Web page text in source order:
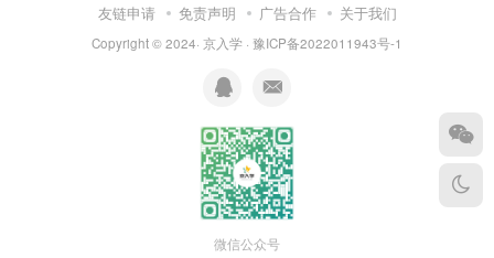
友链申请 免责声明 广告合作 关于我们
Copyright © 2024· 京入学 · 豫ICP备2022011943号-1
微信公众号